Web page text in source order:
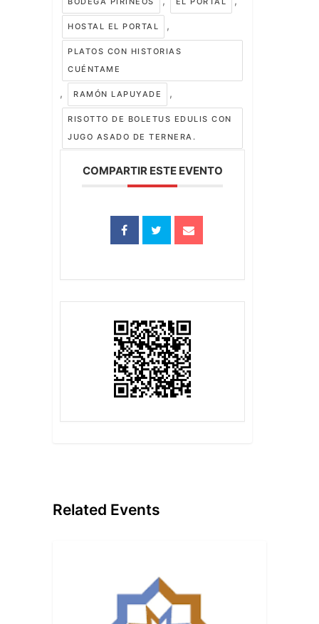
HOSTAL EL PORTAL ,
PLATOS CON HISTORIAS
CUÉNTAME
, RAMÓN LAPUYADE ,
RISOTTO DE BOLETUS EDULIS CON
JUGO ASADO DE TERNERA.
COMPARTIR ESTE EVENTO
Related Events